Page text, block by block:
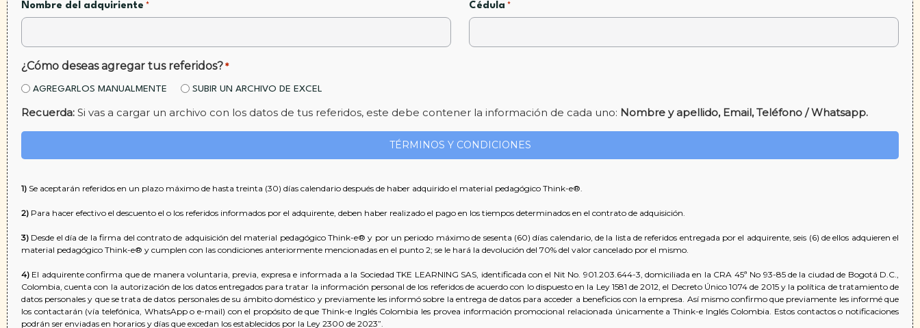
Nombre del adquiriente * Cédula *
¿Cómo deseas agregar tus referidos? *
AGREGARLOS MANUALMENTE SUBIR UN ARCHIVO DE EXCEL
Recuerda: Si vas a cargar un archivo con los datos de tus referidos, este debe contener la información de cada uno: Nombre y apellido, Email, Teléfono / Whatsapp.
TÉRMINOS Y CONDICIONES
1) Se aceptarán referidos en un plazo máximo de hasta treinta (30) días calendario después de haber adquirido el material pedagógico Think-e®.
2) Para hacer efectivo el descuento el o los referidos informados por el adquirente, deben haber realizado el pago en los tiempos determinados en el contrato de adquisición.​
3) Desde el día de la firma del contrato de adquisición del material pedagógico Think-e® y por un periodo máximo de sesenta (60) días calendario, de la lista de referidos entregada por el adquirente, seis (6) de ellos adquieren el
material pedagógico Think-e® y cumplen con las condiciones anteriormente mencionadas en el punto 2; se le hará la devolución del 70% del valor cancelado por el mismo.​ ​
4) El adquirente confirma que de manera voluntaria, previa, expresa e informada a la Sociedad TKE LEARNING SAS, identificada con el Nit No. 901.203.644-3, domiciliada en la CRA 45ª No 93-85 de la ciudad de Bogotá D.C.,
Colombia, cuenta con la autorización de los datos entregados para tratar la información personal de los referidos de acuerdo con lo dispuesto en la Ley 1581 de 2012, el Decreto Único 1074 de 2015 y la política de tratamiento de
datos personales y que se trata de datos personales de su ámbito doméstico y previamente les informó sobre la entrega de datos para acceder a beneficios con la empresa. Así mismo confirmo que previamente les informé que
los contactarán (vía telefónica, WhatsApp o e-mail) con el propósito de que Think-e Inglés Colombia les provea información promocional relacionada únicamente a Think-e Inglés Colombia. Estos contactos o notificaciones
podrán ser enviadas en horarios y días que excedan los establecidos por la Ley 2300 de 2023” .